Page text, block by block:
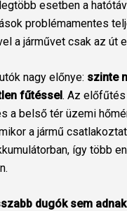
esetben a
problémamentes
a járművet csak az út
nagy előnye: szinte
fűtéssel. Az
a belső tér üzemi
a jármű
így több
dugók sem